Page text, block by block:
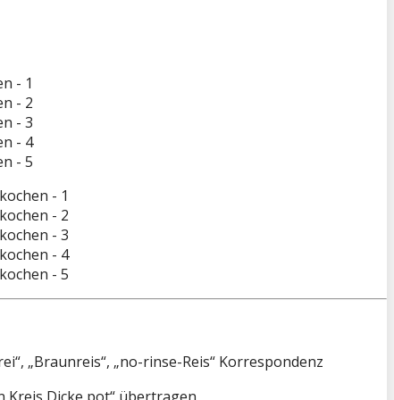
„Braunreis“, „no-rinse-Reis“ Korrespondenz